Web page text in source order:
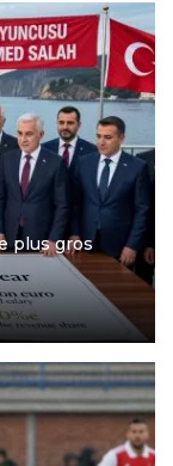
plus gros